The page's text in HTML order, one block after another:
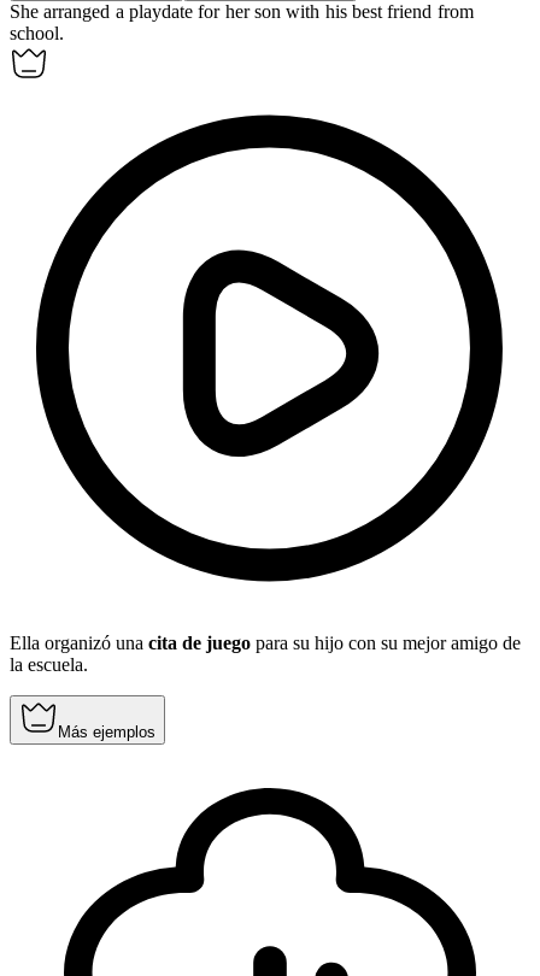
She arranged a playdate for her son with his best friend from
school.
Ella organizó una cita de juego para su hijo con su mejor amigo de
la escuela.
Más ejemplos